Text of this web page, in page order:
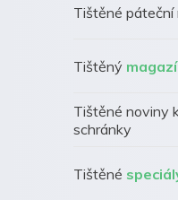
Tištěné páteční
Tištěný
Tištěné noviny
schránky
Tištěné